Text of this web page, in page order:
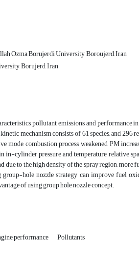
Ozma Borujerdi University, Boroujerd, Iran
Borujerd, Iran
pollutant emissions, and performance
mechanism consists of 61 species, and 296
combustion process weakened, PM
cylinder pressure and temperature, relative
due to the high density of the spray region,
hole nozzle strategy can improve fuel
of using group hole nozzle concept.
performance Pollutants